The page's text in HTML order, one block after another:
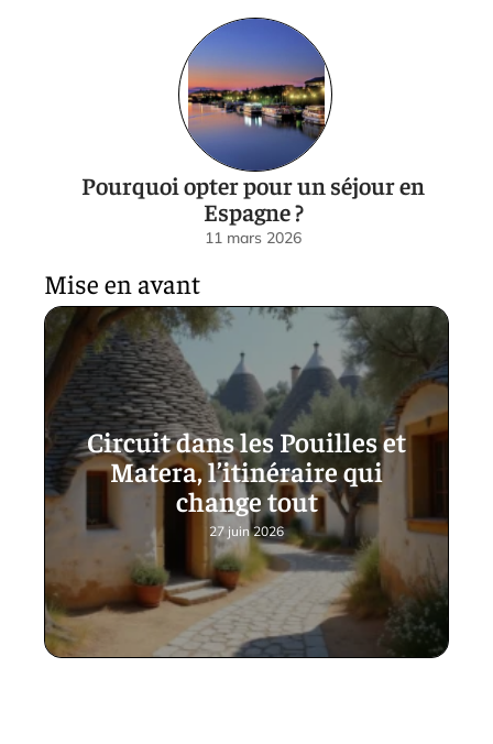
Pourquoi opter pour un séjour en
Espagne ?
11 mars 2026
Mise en avant
Circuit dans les Pouilles et
Matera, l’itinéraire qui
change tout
27 juin 2026